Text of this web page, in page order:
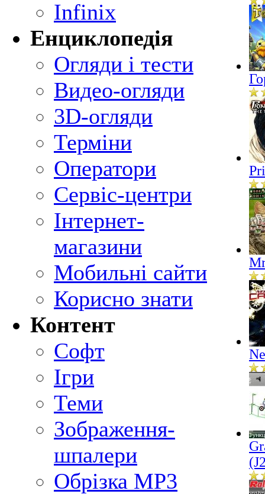
Infinix
Енциклопедія
Огляди і тести
Видео-огляди
3D-огляди
Терміни
Оператори
Сервіс-центри
Інтернет-
магазини
Мобильні сайти
Корисно знати
Контент
Софт
Ігри
Теми
Зображення-
шпалери
Обрізка MP3